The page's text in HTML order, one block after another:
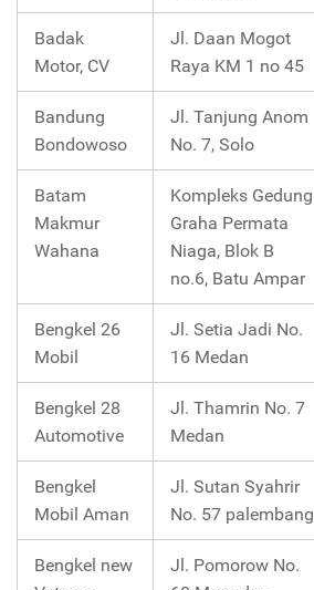
Badak
Motor, CV
Jl. Daan Mogot
Raya KM 1 no 45
Bandung
Bondowoso
Jl. Tanjung Anom
No. 7, Solo
Batam
Makmur
Wahana
Kompleks Gedung
Graha Permata
Niaga, Blok B
no.6, Batu Ampar
Bengkel 26
Mobil
Jl. Setia Jadi No.
16 Medan
Bengkel 28
Automotive
Jl. Thamrin No. 7
Medan
Bengkel
Mobil Aman
Jl. Sutan Syahrir
No. 57 palembang
Bengkel new
Jl. Pomorow No.